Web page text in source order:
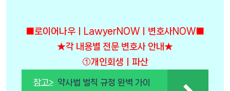
■로이어나우ㅣLawyerNOWㅣ변호사NOW■
★각 내용별 전문 변호사 안내★
①개인회생ㅣ파산
참고> 약사법 벌칙 규정 완벽 가이